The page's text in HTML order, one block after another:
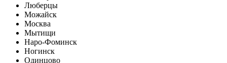
Люберцы
Можайск
Москва
Мытищи
Наро-Фоминск
Ногинск
Одинцово